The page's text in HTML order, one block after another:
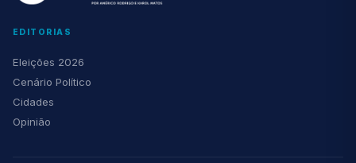
EDITORIAS
Eleições 2026
Cenário Político
Cidades
Opinião